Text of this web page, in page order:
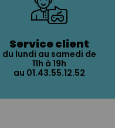
Service client
du lundi au samedi de
11h à 19h
au 01.43.55.12.52